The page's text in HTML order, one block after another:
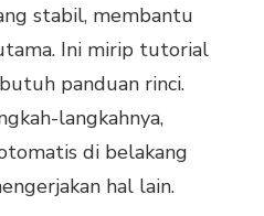
stabil, membantu
Ini mirip tutorial
panduan rinci.
langkahnya,
di belakang
hal lain.